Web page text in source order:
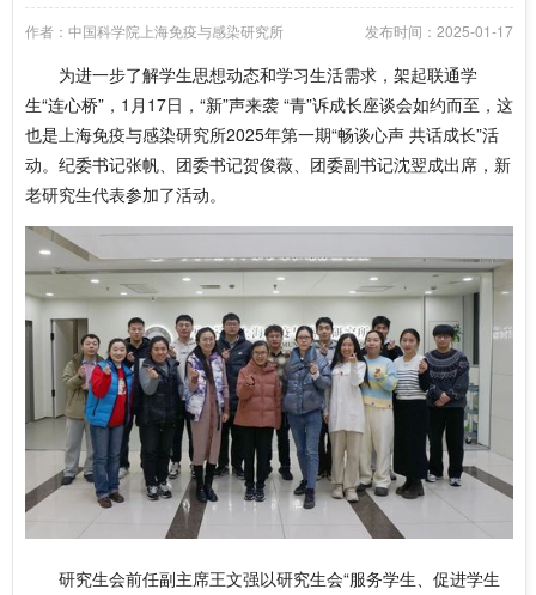
作者：中国科学院上海免疫与感染研究所 发布时间：2025-01-17
为进一步了解学生思想动态和学习生活需求，架起联通学
生“连心桥”，1月17日，“新”声来袭 “青”诉成长座谈会如约而至，这
也是上海免疫与感染研究所2025年第一期“畅谈心声 共话成长”活
动。纪委书记张帆、团委书记贺俊薇、团委副书记沈翌成出席，新
老研究生代表参加了活动。
研究生会前任副主席王文强以研究生会“服务学生、促进学生